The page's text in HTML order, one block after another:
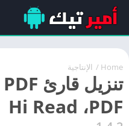
Home
/ الإنتاجية
PDF‏، Hi Read